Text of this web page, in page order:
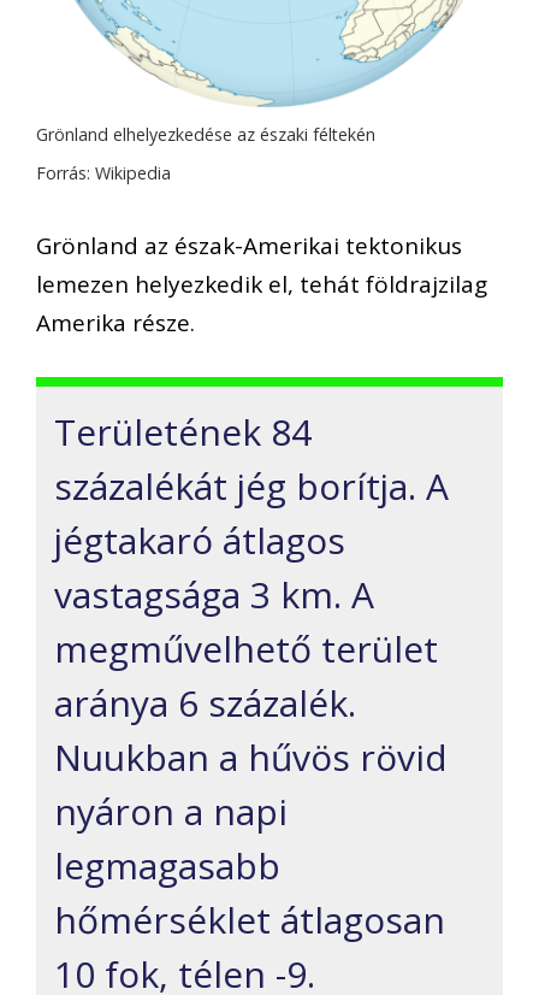
Grönland elhelyezkedése az északi féltekén
Forrás: Wikipedia
Grönland az észak-Amerikai tektonikus
lemezen helyezkedik el, tehát földrajzilag
Amerika része.
Területének 84
százalékát jég borítja. A
jégtakaró átlagos
vastagsága 3 km. A
megművelhető terület
aránya 6 százalék.
Nuukban a hűvös rövid
nyáron a napi
legmagasabb
hőmérséklet átlagosan
10 fok, télen -9.